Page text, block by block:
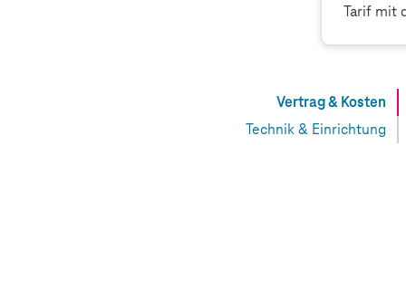
Tarif mit
Vertrag & Kosten
Technik & Einrichtung